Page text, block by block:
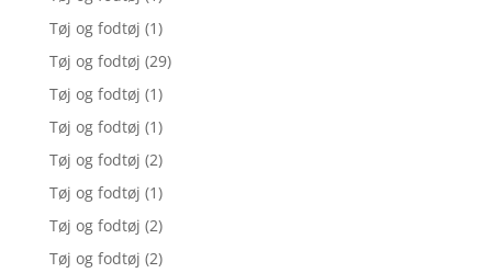
Tøj og fodtøj (1)
Tøj og fodtøj (29)
Tøj og fodtøj (1)
Tøj og fodtøj (1)
Tøj og fodtøj (2)
Tøj og fodtøj (1)
Tøj og fodtøj (2)
Tøj og fodtøj (2)